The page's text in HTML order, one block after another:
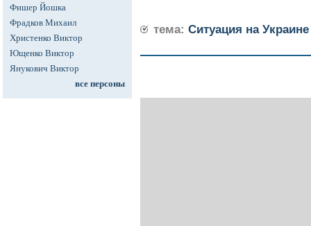
Фишер Йошка
Фрадков Михаил
Христенко Виктор
Ющенко Виктор
Янукович Виктор
все персоны
тема: Ситуация на Украине